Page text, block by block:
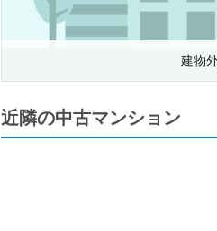
建物
近隣の中古マンション